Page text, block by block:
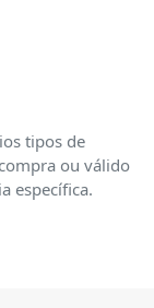
tipos de
ou válido
específica.